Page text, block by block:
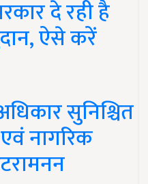
दे रही है
ऐसे करें
सुनिश्चित
नागरिक